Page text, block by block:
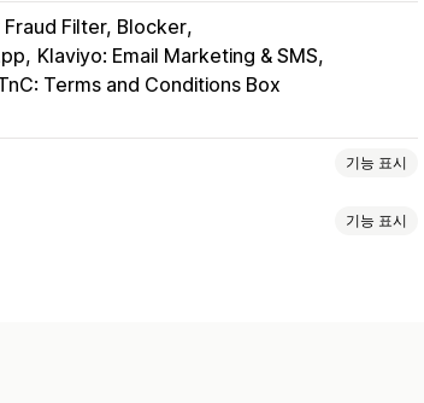
Filter, Blocker
Klaviyo: Email Marketing & SMS
Terms and Conditions Box
기능 표시
기능 표시